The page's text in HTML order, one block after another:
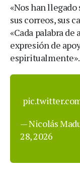
«Nos han llegado
sus correos, sus
«Cada palabra de
expresión de
espiritualmente».
— Nicolás
28, 2026